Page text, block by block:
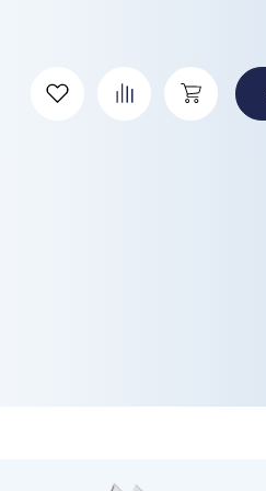
Избранное СравнениеКорзина